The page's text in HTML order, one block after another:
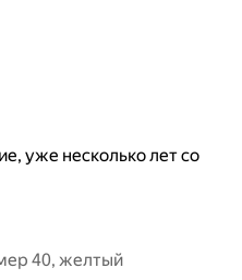
уже несколько лет со
40, желтый